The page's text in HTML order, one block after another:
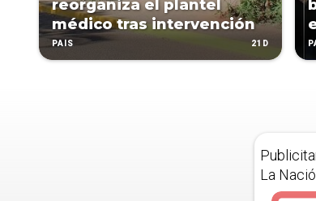
reorganiza el plantel
médico tras intervención
PAÍS 21D
La